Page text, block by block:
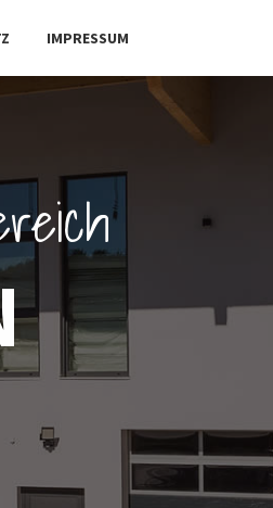
IMPRESSUM